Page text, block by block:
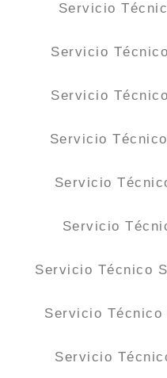
Servicio
Servicio
Servicio
Servicio
Servicio
Servicio
Servicio Técnico
Servicio Técnico
Servicio